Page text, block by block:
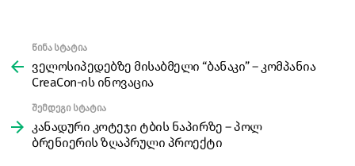
more
წინა სტატია
ველოსიპედებზე მისაბმელი “ბანაკი” – კომპანია
CreaCon-ის ინოვაცია
შემდეგი სტატია
კანადური კოტეჯი ტბის ნაპირზე – პოლ
ბრენიერის ზღაპრული პროექტი